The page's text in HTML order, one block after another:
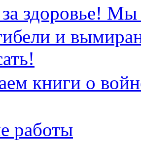
здоровье! Мы
и
книги о
работы